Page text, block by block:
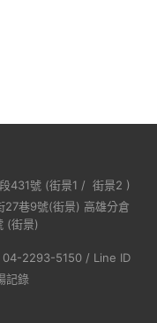
431號 (街景1 / 街景2 )
27巷9號(街景) 高雄分倉
(街景)
2293-5150 / Line ID
記錄